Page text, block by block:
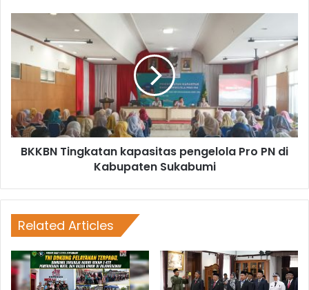
BKKBN Tingkatan kapasitas pengelola Pro PN di
Kabupaten Sukabumi
Related Articles